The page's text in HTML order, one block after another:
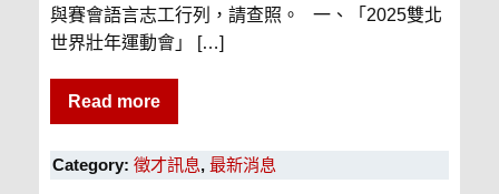
與賽會語言志工行列，請查照。 一、「2025雙北
世界壯年運動會」 […]
Read more
Category: 徵才訊息, 最新消息